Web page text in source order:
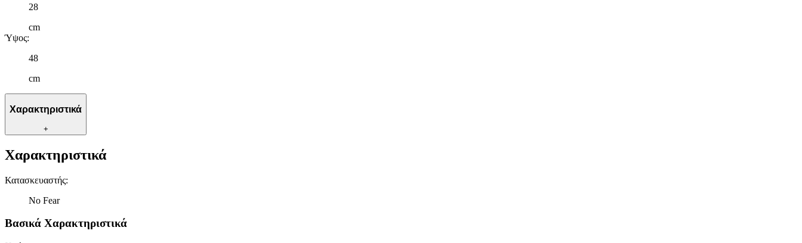
28
cm
Ύψος:
48
cm
Χαρακτηριστικά
+
Χαρακτηριστικά
Κατασκευαστής:
No Fear
Βασικά Χαρακτηριστικά